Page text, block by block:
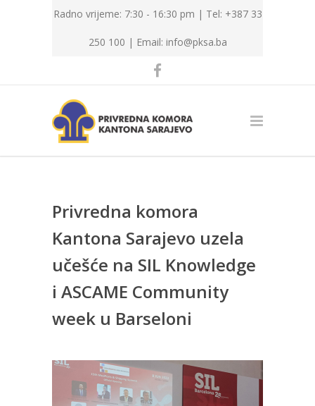
Radno vrijeme: 7:30 - 16:30 pm | Tel: +387 33
250 100 | Email: info@pksa.ba
Privredna komora
Kantona Sarajevo uzela
učešće na SIL Knowledge
i ASCAME Community
week u Barseloni